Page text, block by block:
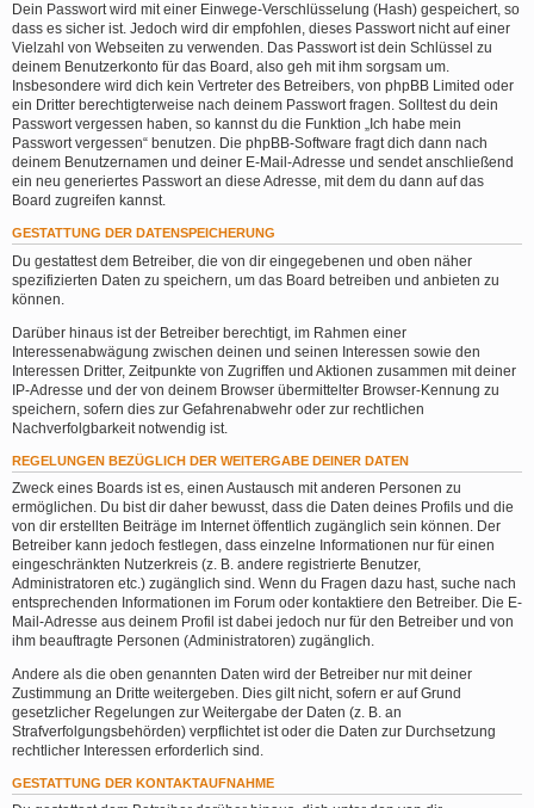
Dein Passwort wird mit einer Einwege-Verschlüsselung (Hash) gespeichert, so
dass es sicher ist. Jedoch wird dir empfohlen, dieses Passwort nicht auf einer
Vielzahl von Webseiten zu verwenden. Das Passwort ist dein Schlüssel zu
deinem Benutzerkonto für das Board, also geh mit ihm sorgsam um.
Insbesondere wird dich kein Vertreter des Betreibers, von phpBB Limited oder
ein Dritter berechtigterweise nach deinem Passwort fragen. Solltest du dein
Passwort vergessen haben, so kannst du die Funktion „Ich habe mein
Passwort vergessen“ benutzen. Die phpBB-Software fragt dich dann nach
deinem Benutzernamen und deiner E-Mail-Adresse und sendet anschließend
ein neu generiertes Passwort an diese Adresse, mit dem du dann auf das
Board zugreifen kannst.
GESTATTUNG DER DATENSPEICHERUNG
Du gestattest dem Betreiber, die von dir eingegebenen und oben näher
spezifizierten Daten zu speichern, um das Board betreiben und anbieten zu
können.
Darüber hinaus ist der Betreiber berechtigt, im Rahmen einer
Interessenabwägung zwischen deinen und seinen Interessen sowie den
Interessen Dritter, Zeitpunkte von Zugriffen und Aktionen zusammen mit deiner
IP-Adresse und der von deinem Browser übermittelter Browser-Kennung zu
speichern, sofern dies zur Gefahrenabwehr oder zur rechtlichen
Nachverfolgbarkeit notwendig ist.
REGELUNGEN BEZÜGLICH DER WEITERGABE DEINER DATEN
Zweck eines Boards ist es, einen Austausch mit anderen Personen zu
ermöglichen. Du bist dir daher bewusst, dass die Daten deines Profils und die
von dir erstellten Beiträge im Internet öffentlich zugänglich sein können. Der
Betreiber kann jedoch festlegen, dass einzelne Informationen nur für einen
eingeschränkten Nutzerkreis (z. B. andere registrierte Benutzer,
Administratoren etc.) zugänglich sind. Wenn du Fragen dazu hast, suche nach
entsprechenden Informationen im Forum oder kontaktiere den Betreiber. Die E-
Mail-Adresse aus deinem Profil ist dabei jedoch nur für den Betreiber und von
ihm beauftragte Personen (Administratoren) zugänglich.
Andere als die oben genannten Daten wird der Betreiber nur mit deiner
Zustimmung an Dritte weitergeben. Dies gilt nicht, sofern er auf Grund
gesetzlicher Regelungen zur Weitergabe der Daten (z. B. an
Strafverfolgungsbehörden) verpflichtet ist oder die Daten zur Durchsetzung
rechtlicher Interessen erforderlich sind.
GESTATTUNG DER KONTAKTAUFNAHME